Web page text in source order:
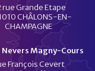
rue Grande Etape
CHÂLONS-EN-
CHAMPAGNE
Nevers Magny-Cours
François Cevert